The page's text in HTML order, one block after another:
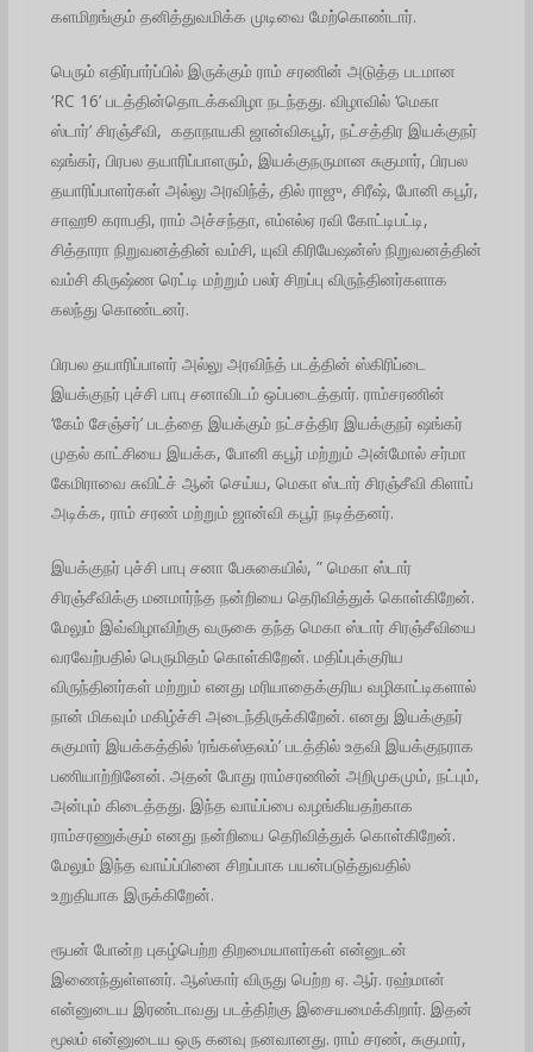
களமிறங்கும் தனித்துவமிக்க முடிவை மேற்கொண்டார்.
பெரும் எதிர்பார்ப்பில் இருக்கும் ராம் சரணின் அடுத்த படமான
‘RC 16’ படத்தின்தொடக்கவிழா நடந்தது. விழாவில் ‘மெகா
ஸ்டார்’ சிரஞ்சீவி, கதாநாயகி ஜான்விகபூர், நட்சத்திர இயக்குநர்
ஷங்கர், பிரபல தயாரிப்பாளரும், இயக்குநருமான சுகுமார், பிரபல
தயாரிப்பாளர்கள் அல்லு அரவிந்த், தில் ராஜு, சிரீஷ், போனி கபூர்,
சாஹூ கராபதி, ராம் அச்சந்தா, எம்எல்ஏ ரவி கோட்டிபட்டி,
சித்தாரா நிறுவனத்தின் வம்சி, யுவி கிரியேஷன்ஸ் நிறுவனத்தின்
வம்சி கிருஷ்ண ரெட்டி மற்றும் பலர் சிறப்பு விருந்தினர்களாக
கலந்து கொண்டனர்.
பிரபல தயாரிப்பாளர் அல்லு அரவிந்த் படத்தின் ஸ்கிரிப்டை
இயக்குநர் புச்சி பாபு சனாவிடம் ஒப்படைத்தார். ராம்சரணின்
‘கேம் சேஞ்சர்’ படத்தை இயக்கும் நட்சத்திர இயக்குநர் ஷங்கர்
முதல் காட்சியை இயக்க, போனி கபூர் மற்றும் அன்மோல் சர்மா
கேமிராவை சுவிட்ச் ஆன் செய்ய, மெகா ஸ்டார் சிரஞ்சீவி கிளாப்
அடிக்க, ராம் சரண் மற்றும் ஜான்வி கபூர் நடித்தனர்.
இயக்குநர் புச்சி பாபு சனா பேசுகையில், ” மெகா ஸ்டார்
சிரஞ்சீவிக்கு மனமார்ந்த நன்றியை தெரிவித்துக் கொள்கிறேன்.
மேலும் இவ்விழாவிற்கு வருகை தந்த மெகா ஸ்டார் சிரஞ்சீவியை
வரவேற்பதில் பெருமிதம் கொள்கிறேன். மதிப்புக்குரிய
விருந்தினர்கள் மற்றும் எனது மரியாதைக்குரிய வழிகாட்டிகளால்
நான் மிகவும் மகிழ்ச்சி அடைந்திருக்கிறேன். எனது இயக்குநர்
சுகுமார் இயக்கத்தில் ‘ரங்கஸ்தலம்’ படத்தில் உதவி இயக்குநராக
பணியாற்றினேன். அதன் போது ராம்சரணின் அறிமுகமும், நட்பும்,
அன்பும் கிடைத்தது. இந்த வாய்ப்பை வழங்கியதற்காக
ராம்சரணுக்கும் எனது நன்றியை தெரிவித்துக் கொள்கிறேன்.
மேலும் இந்த வாய்ப்பினை சிறப்பாக பயன்படுத்துவதில்
உறுதியாக இருக்கிறேன்.
ரூபன் போன்ற புகழ்பெற்ற திறமையாளர்கள் என்னுடன்
இணைந்துள்ளனர். ஆஸ்கார் விருது பெற்ற ஏ. ஆர். ரஹ்மான்
என்னுடைய இரண்டாவது படத்திற்கு இசையமைக்கிறார். இதன்
மூலம் என்னுடைய ஒரு கனவு நனவானது. ராம் சரண், சுகுமார்,